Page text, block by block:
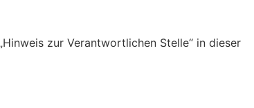
zur Verant­wort­li­chen Stelle“ in dieser